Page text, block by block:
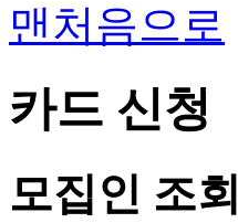
맨처음으로
카드 신청
모집인 조회